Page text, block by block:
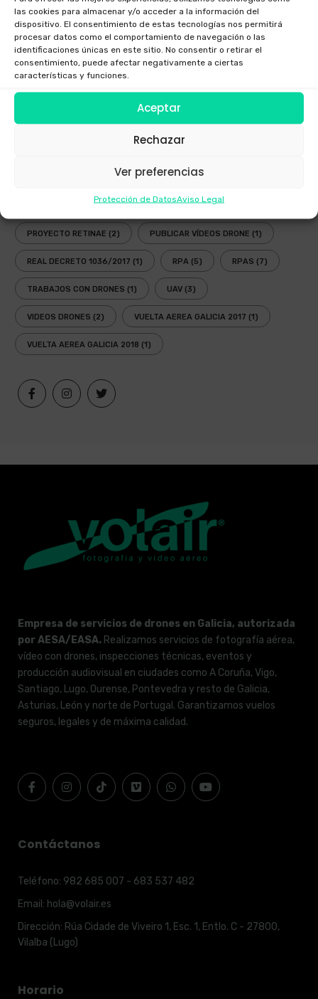
las cookies para almacenar y/o acceder a la información del
dispositivo. El consentimiento de estas tecnologías nos permitirá
procesar datos como el comportamiento de navegación o las
identificaciones únicas en este sitio. No consentir o retirar el
consentimiento, puede afectar negativamente a ciertas
características y funciones.
Aceptar
Rechazar
Ver preferencias
Protección de DatosAviso Legal
GAFAS INMERSIVAS(1) GALICIA (3) GOGGLES(1)
LEY(2) LEY DRONES(3) LEY DRONES 2018 (1)
LEY RPAS(3) LEY UAV (3) NORMATIVA (3)
NUEVA LEY DRONES(1) OPERADOR AESA(4)
OPERADOR DRONES(3) PLANIFICADOR ENAIRE DRONES(2)
PLANIFICADOR VUELOS DRONES (2)
PLANIFICAR VUELO RECREATIVO DRON(1)
PROYECTO RETINAE (2) PUBLICAR VÍDEOS DRONE (1)
REAL DECRETO 1036/2017 (1) RPA (5) RPAS (7)
TRABAJOS CON DRONES (1) UAV (3)
VIDEOS DRONES (2) VUELTA AEREA GALICIA 2017 (1)
VUELTA AEREA GALICIA 2018 (1)
Empresa de servicios de drones en Galicia, autorizada
por AESA/EASA. Realizamos servicios de fotografía aérea,
vídeo con drones, inspecciones técnicas, eventos y
producción audiovisual en ciudades como A Coruña, Vigo,
Santiago, Lugo, Ourense, Pontevedra y resto de Galicia,
Asturias, León y norte de Portugal. Garantizamos vuelos
seguros, legales y de máxima calidad.
Contáctanos
Teléfono: 982 685 007 - 683 537 482
Email: hola@volair.es
Dirección: Rúa Cidade de Viveiro 1, Esc. 1, Entlo. C - 27800,
Vilalba (Lugo)
Horario